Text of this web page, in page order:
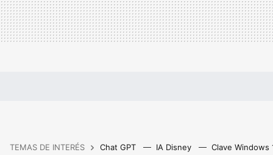
TEMAS DE INTERÉS Chat GPT IA Disney Clave Windows